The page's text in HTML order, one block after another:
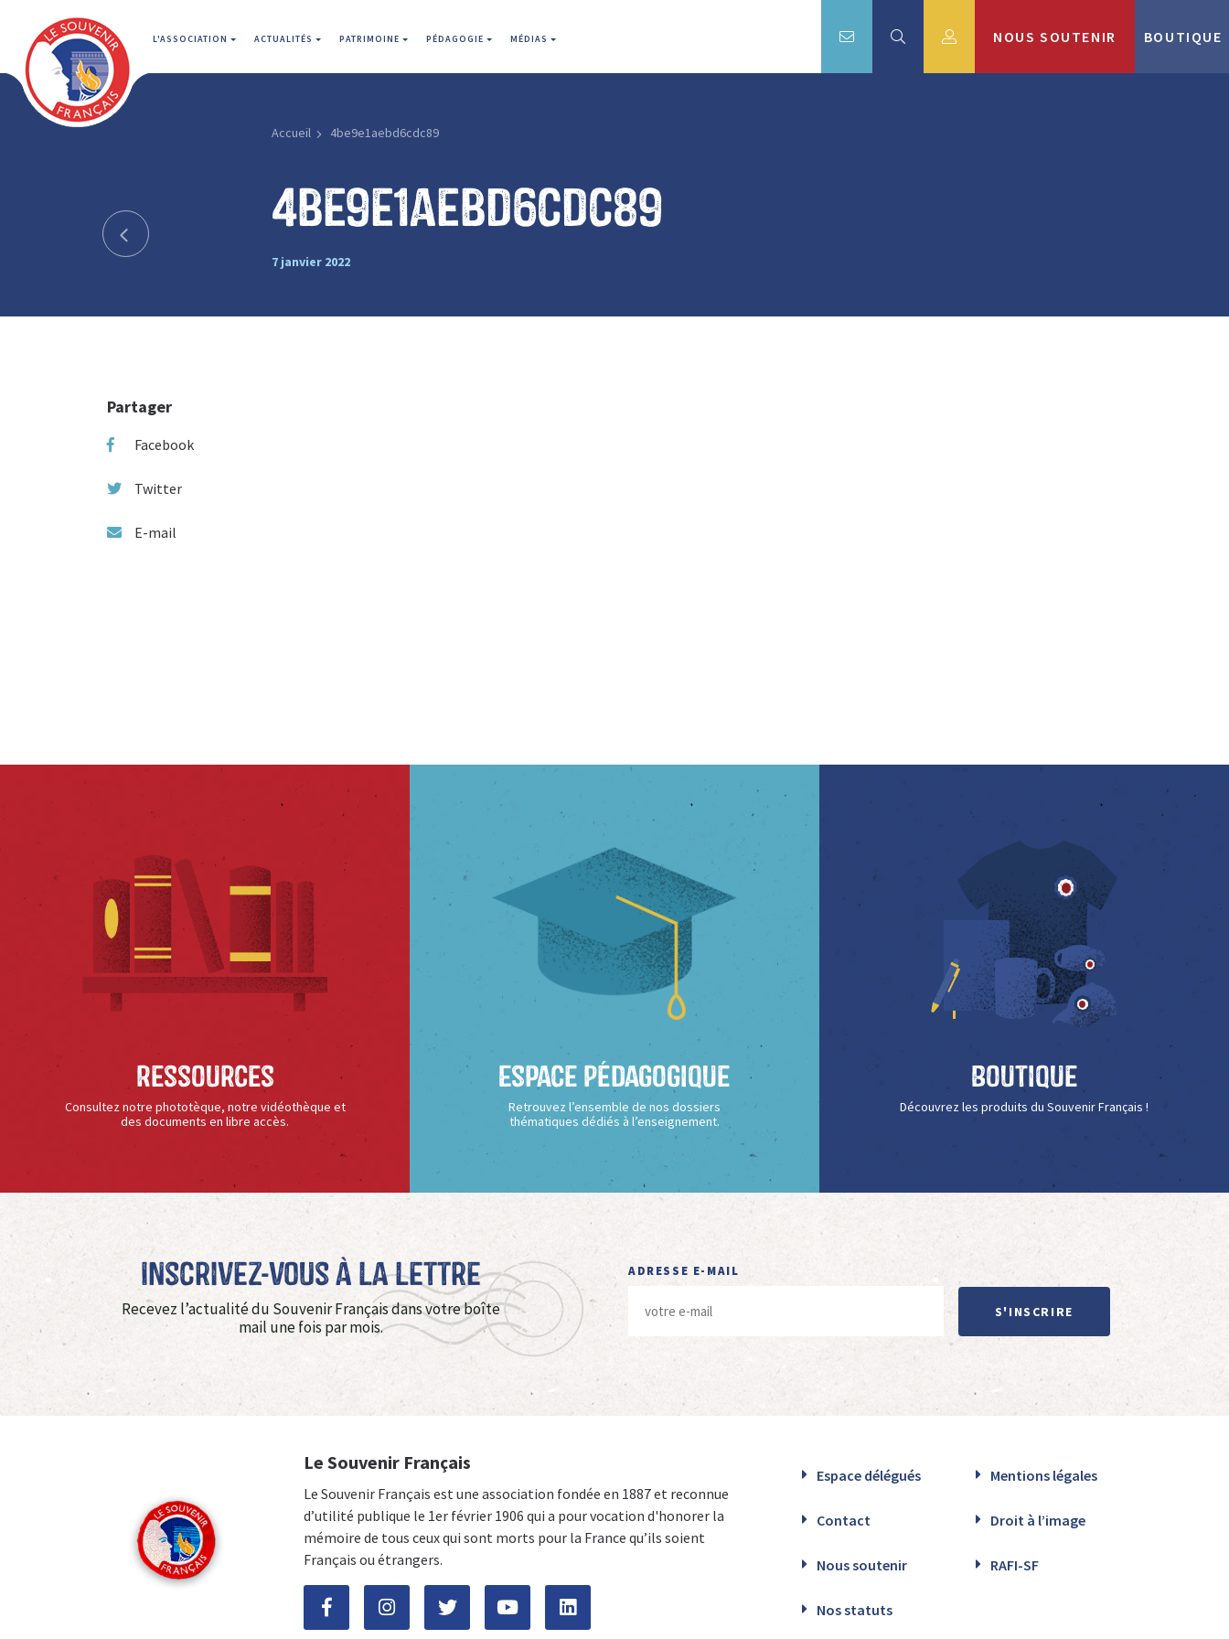
L'ASSOCIATION ACTUALITÉS PATRIMOINE PÉDAGOGIE MÉDIAS NOUS SOUTENIR BOUTIQUE
Accueil 4be9e1aebd6cdc89
4be9e1aebd6cdc89
7 janvier 2022
Partager
Facebook
Twitter
E-mail
Ressources
Consultez notre phototèque, notre vidéothèque et
des documents en libre accès.
Espace Pédagogique
Retrouvez l’ensemble de nos dossiers
thématiques dédiés à l’enseignement.
Boutique
Découvrez les produits du Souvenir Français !
Inscrivez-vous à La Lettre
Recevez l’actualité du Souvenir Français dans votre boîte
mail une fois par mois.
ADRESSE E-MAIL
S'INSCRIRE
Le Souvenir Français
Le Souvenir Français est une association fondée en 1887 et reconnue
d’utilité publique le 1er février 1906 qui a pour vocation d'honorer la
mémoire de tous ceux qui sont morts pour la France qu’ils soient
Français ou étrangers.
Espace délégués Mentions légales
Contact Droit à l’image
Nous soutenir RAFI-SF
Nos statuts